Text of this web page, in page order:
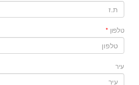
טלפון
עיר